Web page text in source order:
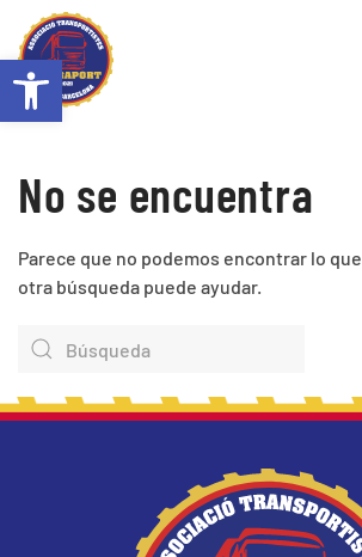
Abrir barra de herramientas
Skip to main content
No se encuentra
Parece que no podemos encontrar lo
otra búsqueda puede ayudar.